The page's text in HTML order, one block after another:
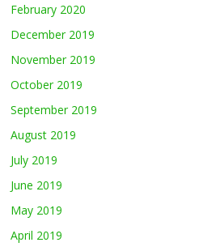
February 2020
December 2019
November 2019
October 2019
September 2019
August 2019
July 2019
June 2019
May 2019
April 2019